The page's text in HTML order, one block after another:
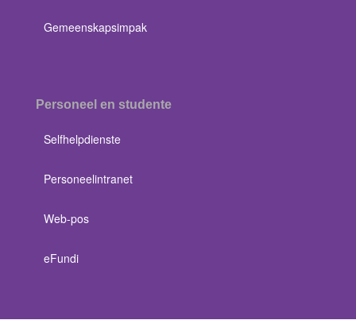
Gemeenskapsimpak
Personeel en studente
Selfhelpdienste
Personeelintranet
Web-pos
eFundi